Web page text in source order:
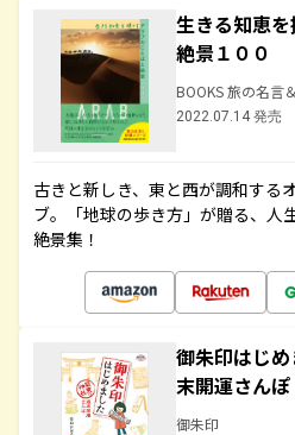
生きる知恵
絶景１００
BOOKS 旅の名言
2022.07.14 発売
古きと新しき、東と西が調和する
ブ。「地球の歩き方」が贈る、人
絶景集！
御朱印はじ
末開運さんぽ
御朱印